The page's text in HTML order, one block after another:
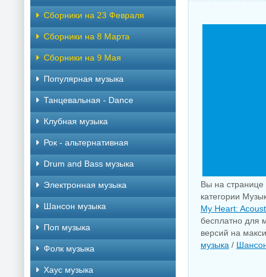
Вы на странице
категории
My Heart:
бесплатно для
версий на
музыка /
Сборники на 23 Февраля
Сборники на 8 Марта
Сборники на 9 Мая
Популярная музыка
Танцевальная - Dance
Клубная музыка
Рок - альтернативная
Drum and Bass музыка
Электронная музыка
Шансон музыка
Поп музыка
Фолк музыка
Хаус музыка